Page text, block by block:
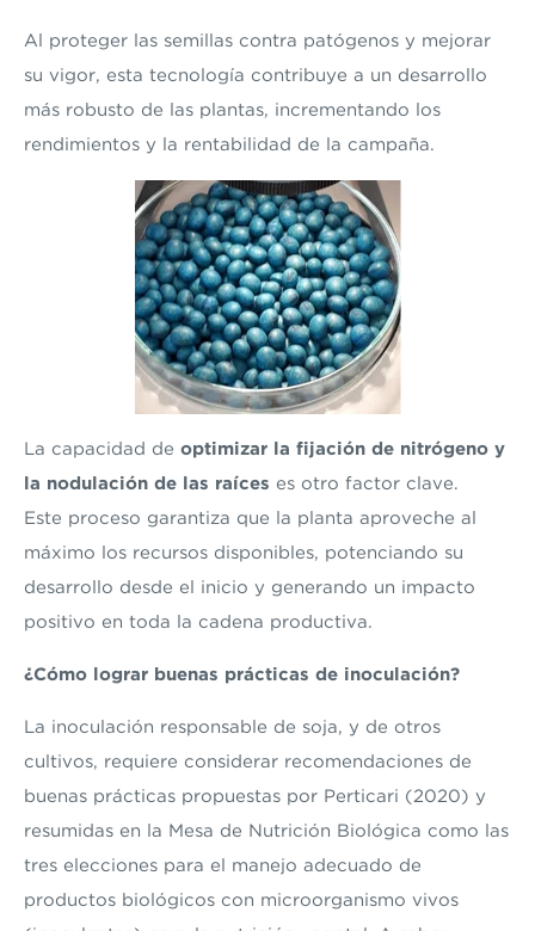
Al proteger las semillas contra patógenos y mejorar
su vigor, esta tecnología contribuye a un desarrollo
más robusto de las plantas, incrementando los
rendimientos y la rentabilidad de la campaña.
La capacidad de optimizar la fijación de nitrógeno y
la nodulación de las raíces es otro factor clave.
Este proceso garantiza que la planta aproveche al
máximo los recursos disponibles, potenciando su
desarrollo desde el inicio y generando un impacto
positivo en toda la cadena productiva.
¿Cómo lograr buenas prácticas de inoculación?
La inoculación responsable de soja, y de otros
cultivos, requiere considerar recomendaciones de
buenas prácticas propuestas por Perticari (2020) y
resumidas en la Mesa de Nutrición Biológica como las
tres elecciones para el manejo adecuado de
productos biológicos con microorganismo vivos